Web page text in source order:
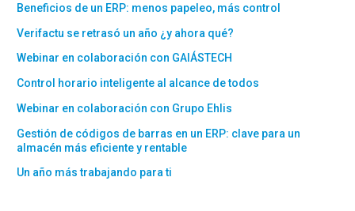
Beneficios de un ERP: menos papeleo, más control
Verifactu se retrasó un año ¿y ahora qué?
Webinar en colaboración con GAIÁSTECH
Control horario inteligente al alcance de todos
Webinar en colaboración con Grupo Ehlis
Gestión de códigos de barras en un ERP: clave para un
almacén más eficiente y rentable
Un año más trabajando para ti